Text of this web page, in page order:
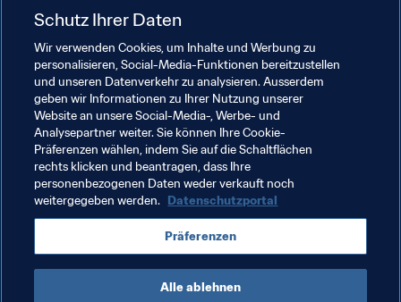
macht. Ich habe dem Minister versichert, dass die FIFA
den marokkanischen Fussballverband nach Kräften
unterstützen wird, den Frauenfussball in Marokko weiter
voranzubringen, damit sich noch mehr Mädchen und
Frauen am Fussball beteiligen können."
Verwandte Themen
FIFA-Präsident Organisation Morocco
Schutz Ihrer Daten
Wir verwenden Cookies, um Inhalte und Werbung zu
personalisieren, Social-Media-Funktionen bereitzustellen
und unseren Datenverkehr zu analysieren. Ausserdem
geben wir Informationen zu Ihrer Nutzung unserer
Website an unsere Social-Media-, Werbe- und
Analysepartner weiter. Sie können Ihre Cookie-
Präferenzen wählen, indem Sie auf die Schaltflächen
rechts klicken und beantragen, dass Ihre
personenbezogenen Daten weder verkauft noch
weitergegeben werden. Datenschutzportal
Präferenzen
Alle ablehnen